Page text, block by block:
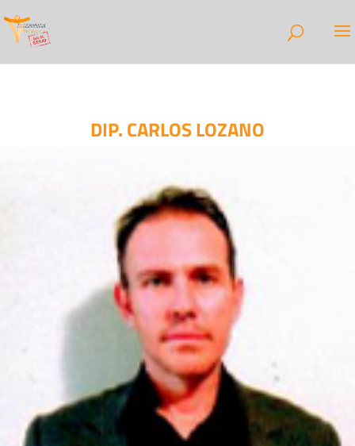
DIP. CARLOS LOZANO